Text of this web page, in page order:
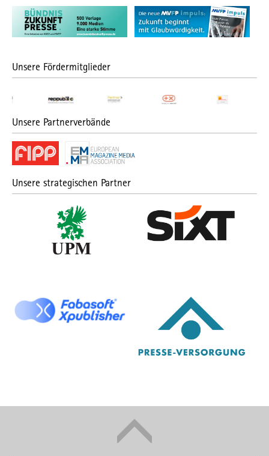
Unsere Fördermitglieder
Unsere Partnerverbände
Unsere strategischen Partner